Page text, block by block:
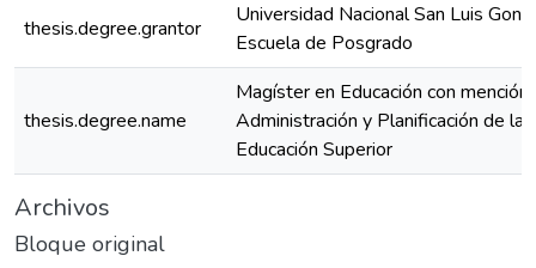
thesis.degree.grantor
Universidad Nacional San Luis
Escuela de Posgrado
thesis.degree.name
Magíster en Educación con mención
Administración y Planificación de la
Educación Superior
Archivos
Bloque original